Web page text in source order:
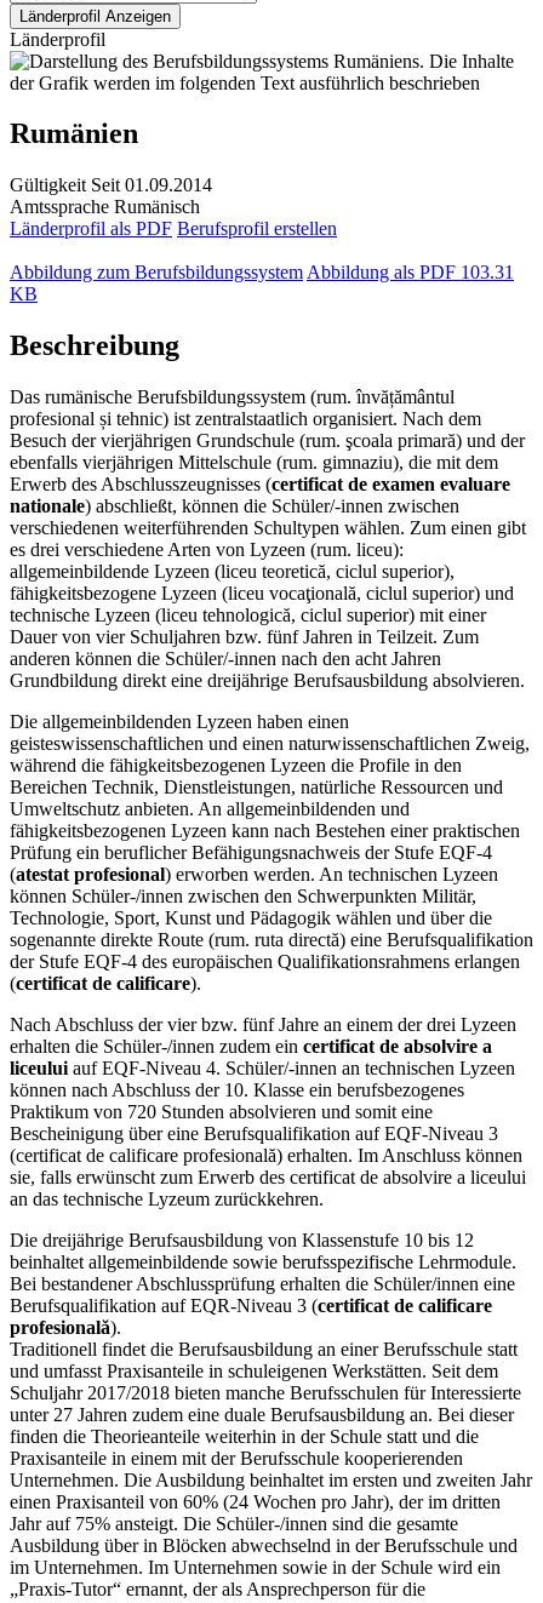
Länderprofil
Rumänien
Gültigkeit Seit 01.09.2014
Amtssprache Rumänisch
Länderprofil als PDF Berufsprofil erstellen
Abbildung zum Berufsbildungssystem Abbildung als PDF 103.31
KB
Beschreibung
Das rumänische Berufsbildungssystem (rum. învățământul
profesional și tehnic) ist zentralstaatlich organisiert. Nach dem
Besuch der vierjährigen Grundschule (rum. şcoala primară) und der
ebenfalls vierjährigen Mittelschule (rum. gimnaziu), die mit dem
Erwerb des Abschlusszeugnisses (certificat de examen evaluare
nationale) abschließt, können die Schüler/-innen zwischen
verschiedenen weiterführenden Schultypen wählen. Zum einen gibt
es drei verschiedene Arten von Lyzeen (rum. liceu):
allgemeinbildende Lyzeen (liceu teoretică, ciclul superior),
fähigkeitsbezogene Lyzeen (liceu vocaţională, ciclul superior) und
technische Lyzeen (liceu tehnologică, ciclul superior) mit einer
Dauer von vier Schuljahren bzw. fünf Jahren in Teilzeit. Zum
anderen können die Schüler/-innen nach den acht Jahren
Grundbildung direkt eine dreijährige Berufsausbildung absolvieren.
Die allgemeinbildenden Lyzeen haben einen
geisteswissenschaftlichen und einen naturwissenschaftlichen Zweig,
während die fähigkeitsbezogenen Lyzeen die Profile in den
Bereichen Technik, Dienstleistungen, natürliche Ressourcen und
Umweltschutz anbieten. An allgemeinbildenden und
fähigkeitsbezogenen Lyzeen kann nach Bestehen einer praktischen
Prüfung ein beruflicher Befähigungsnachweis der Stufe EQF-4
(atestat profesional) erworben werden. An technischen Lyzeen
können Schüler-/innen zwischen den Schwerpunkten Militär,
Technologie, Sport, Kunst und Pädagogik wählen und über die
sogenannte direkte Route (rum. ruta directă) eine Berufsqualifikation
der Stufe EQF-4 des europäischen Qualifikationsrahmens erlangen
(certificat de calificare).
Nach Abschluss der vier bzw. fünf Jahre an einem der drei Lyzeen
erhalten die Schüler-/innen zudem ein certificat de absolvire a
liceului auf EQF-Niveau 4. Schüler/-innen an technischen Lyzeen
können nach Abschluss der 10. Klasse ein berufsbezogenes
Praktikum von 720 Stunden absolvieren und somit eine
Bescheinigung über eine Berufsqualifikation auf EQF-Niveau 3
(certificat de calificare profesională) erhalten. Im Anschluss können
sie, falls erwünscht zum Erwerb des certificat de absolvire a liceului
an das technische Lyzeum zurückkehren.
Die dreijährige Berufsausbildung von Klassenstufe 10 bis 12
beinhaltet allgemeinbildende sowie berufsspezifische Lehrmodule.
Bei bestandener Abschlussprüfung erhalten die Schüler/innen eine
Berufsqualifikation auf EQR-Niveau 3 (certificat de calificare
profesională).
Traditionell findet die Berufsausbildung an einer Berufsschule statt
und umfasst Praxisanteile in schuleigenen Werkstätten. Seit dem
Schuljahr 2017/2018 bieten manche Berufsschulen für Interessierte
unter 27 Jahren zudem eine duale Berufsausbildung an. Bei dieser
finden die Theorieanteile weiterhin in der Schule statt und die
Praxisanteile in einem mit der Berufsschule kooperierenden
Unternehmen. Die Ausbildung beinhaltet im ersten und zweiten Jahr
einen Praxisanteil von 60% (24 Wochen pro Jahr), der im dritten
Jahr auf 75% ansteigt. Die Schüler-/innen sind die gesamte
Ausbildung über in Blöcken abwechselnd in der Berufsschule und
im Unternehmen. Im Unternehmen sowie in der Schule wird ein
„Praxis-Tutor“ ernannt, der als Ansprechperson für die